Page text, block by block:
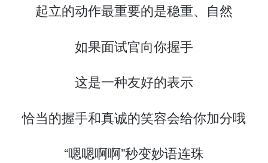
起立的动作最重要的是稳重、自然
如果面试官向你握手
这是一种友好的表示
恰当的握手和真诚的笑容会给你加分哦
“嗯嗯啊啊”秒变妙语连珠